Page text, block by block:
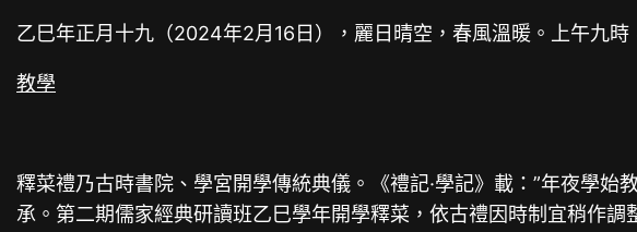
乙巳年正月十九（2024年2月16日），麗日晴空，春風溫暖。上午九
教學
釋菜禮乃古時書院、學宮開學傳統典儀。《禮記·學記》載：”年夜學始
承。第二期儒家經典研讀班乙巳學年開學釋菜，依古禮因時制宜稍作